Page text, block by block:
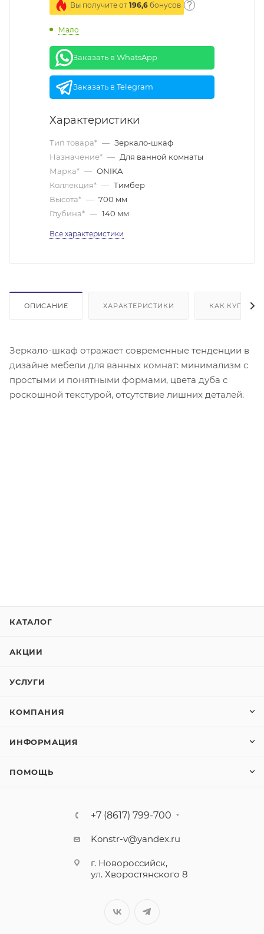
Вы получите от 196,6 бонусов
Мало
Заказать в WhatsApp
Заказать в Telegram
Характеристики
Тип товара* — Зеркало-шкаф
Назначение* — Для ванной комнаты
Марка* — ONIKA
Коллекция* — Тимбер
Высота* — 700 мм
Глубина* — 140 мм
Все характеристики
ОПИСАНИЕ ХАРАКТЕРИСТИКИ КАК КУПИТЬ
Зеркало-шкаф отражает современные тенденции в
дизайне мебели для ванных комнат: минимализм с
простыми и понятными формами, цвета дуба с
роскошной текстурой, отсутствие лишних деталей.
КАТАЛОГ
АКЦИИ
УСЛУГИ
КОМПАНИЯ
ИНФОРМАЦИЯ
ПОМОЩЬ
+7 (8617) 799-700
Konstr-v@yandex.ru
г. Новороссийск,
ул. Хворостянского 8